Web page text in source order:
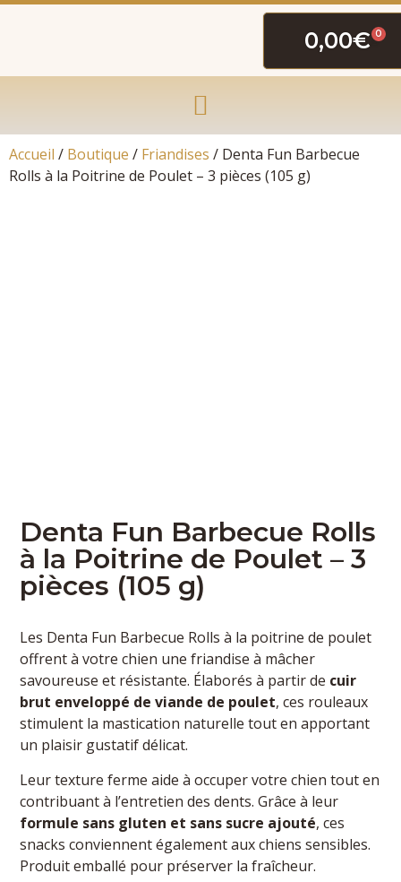
0,00€ 0
Accueil / Boutique / Friandises / Denta Fun Barbecue
Rolls à la Poitrine de Poulet – 3 pièces (105 g)
Denta Fun Barbecue Rolls
à la Poitrine de Poulet – 3
pièces (105 g)
Les Denta Fun Barbecue Rolls à la poitrine de poulet
offrent à votre chien une friandise à mâcher
savoureuse et résistante. Élaborés à partir de cuir
brut enveloppé de viande de poulet, ces rouleaux
stimulent la mastication naturelle tout en apportant
un plaisir gustatif délicat.
Leur texture ferme aide à occuper votre chien tout en
contribuant à l’entretien des dents. Grâce à leur
formule sans gluten et sans sucre ajouté, ces
snacks conviennent également aux chiens sensibles.
Produit emballé pour préserver la fraîcheur.